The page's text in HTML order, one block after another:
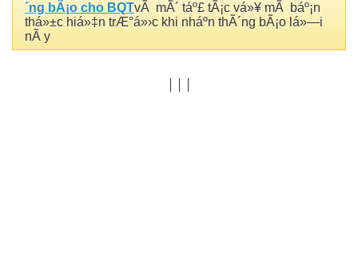
´ng bÃ¡o cho BQTvÃ mÃ´ táº£ tÃ¡c vá»¥ mÃ báº¡n
thá»±c hiá»‡n trÆ°á»›c khi nháº­n thÃ´ng bÃ¡o lá»—i
nÃ y